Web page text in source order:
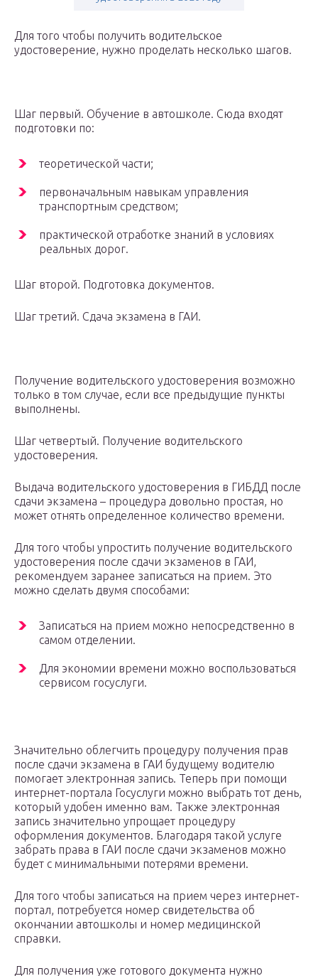
Для того чтобы получить водительское
удостоверение, нужно проделать несколько шагов.
Шаг первый. Обучение в автошколе. Сюда входят
подготовки по:
теоретической части;
первоначальным навыкам управления
транспортным средством;
практической отработке знаний в условиях
реальных дорог.
Шаг второй. Подготовка документов.
Шаг третий. Сдача экзамена в ГАИ.
Получение водительского удостоверения возможно
только в том случае, если все предыдущие пункты
выполнены.
Шаг четвертый. Получение водительского
удостоверения.
Выдача водительского удостоверения в ГИБДД после
сдачи экзамена – процедура довольно простая, но
может отнять определенное количество времени.
Для того чтобы упростить получение водительского
удостоверения после сдачи экзаменов в ГАИ,
рекомендуем заранее записаться на прием. Это
можно сделать двумя способами:
Записаться на прием можно непосредственно в
самом отделении.
Для экономии времени можно воспользоваться
сервисом госуслуги.
Значительно облегчить процедуру получения прав
после сдачи экзамена в ГАИ будущему водителю
помогает электронная запись. Теперь при помощи
интернет-портала Госуслуги можно выбрать тот день,
который удобен именно вам. Также электронная
запись значительно упрощает процедуру
оформления документов. Благодаря такой услуге
забрать права в ГАИ после сдачи экзаменов можно
будет с минимальными потерями времени.
Для того чтобы записаться на прием через интернет-
портал, потребуется номер свидетельства об
окончании автошколы и номер медицинской
справки.
Для получения уже готового документа нужно